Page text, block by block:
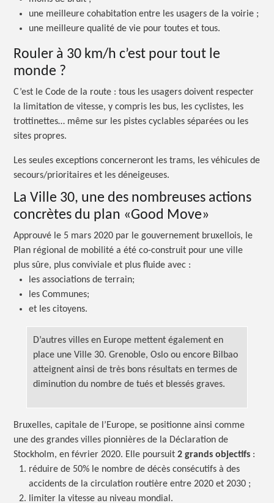
une meilleure cohabitation entre les usagers de la voirie ;
une meilleure qualité de vie pour toutes et tous.
Rouler à 30 km/h c’est pour tout le
monde ?
C’est le Code de la route :tous les usagers doivent respecter
la limitation de vitesse, y compris les bus, les cyclistes, les
trottinettes… même sur les pistes cyclables séparées ou les
sites propres.
Les seules exceptions concerneront les trams, les véhicules de
secours/prioritaires et les déneigeuses.
La Ville 30, une des nombreuses actions
concrètes du plan «Good Move»
Approuvé le 5 mars 2020 par le gouvernement bruxellois, le
Plan régional de mobilité a été co-construit pour une ville
plus sûre, plus conviviale et plus fluideavec :
les associations de terrain;
les Communes;
et les citoyens.
D’autres villes en Europe mettent également en
place une Ville 30. Grenoble, Oslo ou encore Bilbao
atteignent ainsi de très bons résultats en termes de
diminution du nombre de tués et blessés graves.
Bruxelles, capitale de l’Europe, se positionne ainsi comme
une des grandes villes pionnières de la Déclaration de
Stockholm, en février 2020. Elle poursuit2 grandsobjectifs :
réduire de 50% le nombre de décès consécutifs à des
accidents de la circulation routière entre 2020 et2030 ;
limiter la vitesse au niveau mondial.